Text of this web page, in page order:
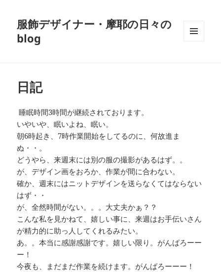
服飾デザイナー・摩耶の日々の
blog
日記
睡眠時間3時間が継続されております。
いやいや、眠いよね、眠い。
朝6時起き、7時作業開始をしてるのに、何故進ま
ぬ・・。
どうやら、来週末には別の服の撮影があるはず。。
が、デザイン画をおろか、作業が間に合わない。
確か、週末にはニットデザインを送らなくてはならない
はず・・
が、全然時間がない。。。大丈夫かぁ？？
こんな私を見かねて、嬉しい事に、来週はお手伝いさん
が精力的に助っ人してくれるみたい。
あ。。本当に感謝感謝です。嬉しい限り。がんばろーー
ー！
今夜も、まだまだ作業を続けます。がんばろーーー！